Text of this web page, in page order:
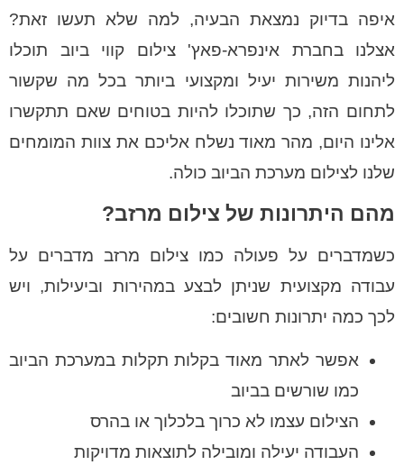
איפה בדיוק נמצאת הבעיה, למה שלא תעשו זאת?
אצלנו בחברת אינפרא-פאץ' צילום קווי ביוב תוכלו
ליהנות משירות יעיל ומקצועי ביותר בכל מה שקשור
לתחום הזה, כך שתוכלו להיות בטוחים שאם תתקשרו
אלינו היום, מהר מאוד נשלח אליכם את צוות המומחים
שלנו לצילום מערכת הביוב כולה.
מהם היתרונות של צילום מרזב?
כשמדברים על פעולה כמו צילום מרזב מדברים על
עבודה מקצועית שניתן לבצע במהירות וביעילות, ויש
לכך כמה יתרונות חשובים:
אפשר לאתר מאוד בקלות תקלות במערכת הביוב
כמו שורשים בביוב
הצילום עצמו לא כרוך בלכלוך או בהרס
העבודה יעילה ומובילה לתוצאות מדויקות